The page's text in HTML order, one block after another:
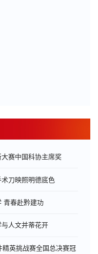
赛中国科协主席奖
术刀映照明德底色
青春赴黔建功
与人文并蒂花开
精英挑战赛全国总决赛冠